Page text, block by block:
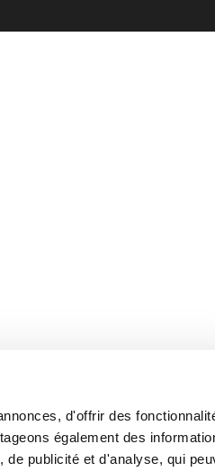
d'offrir des
également des
publicité et d'analyse, qui